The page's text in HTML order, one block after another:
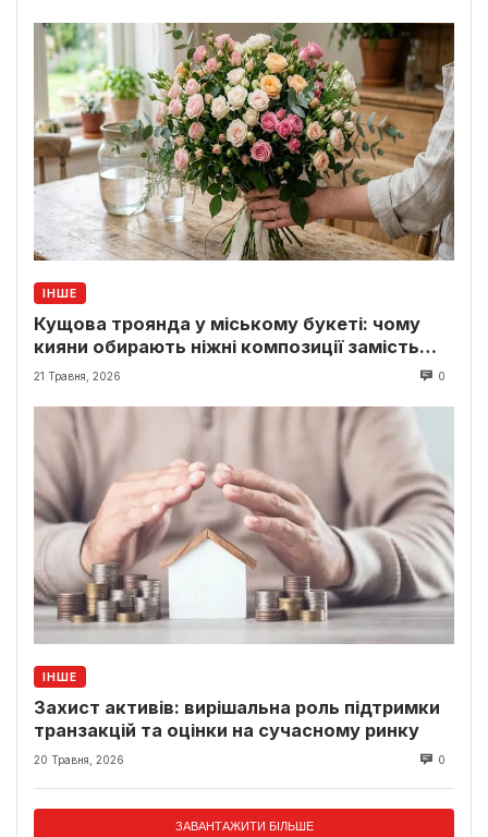
ІНШЕ
Кущова троянда у міському букеті: чому
кияни обирають ніжні композиції замість
класики
21 Травня, 2026 0
ІНШЕ
Захист активів: вирішальна роль підтримки
транзакцій та оцінки на сучасному ринку
20 Травня, 2026 0
ЗАВАНТАЖИТИ БІЛЬШЕ